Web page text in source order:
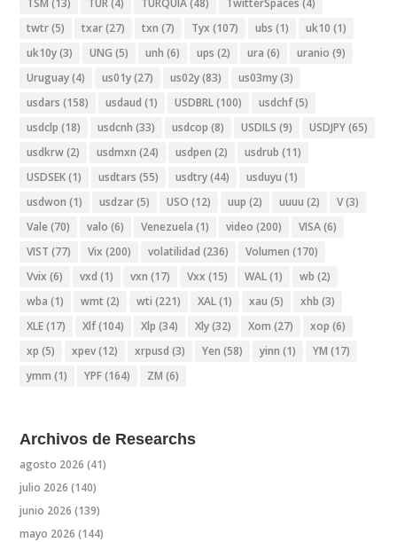
TSM (13) TUR(4) TURQUIA(48) TwitterSpaces (4)
twtr(5) txar(27) txn (7) Tyx (107) ubs (1) uk10 (1)
uk10y(3) UNG (5) unh (6) ups (2) ura (6) uranio (9)
Uruguay(4) us01y(27) us02y(83) us03my(3)
usdars (158) usdaud (1) USDBRL(100) usdchf(5)
usdclp (18) usdcnh (33) usdcop (8) USDILS (9) USDJPY(65)
usdkrw(2) usdmxn (24) usdpen (2) usdrub (11)
USDSEK(1) usdtars (55) usdtry(44) usduyu (1)
usdwon (1) usdzar(5) USO (12) uup (2) uuuu (2) V(3)
Vale (70) valo (6) Venezuela (1) video (200) VISA(6)
VIST (77) Vix (200) volatilidad (236) Volumen (170)
Vvix (6) vxd (1) vxn (17) Vxx (15) WAL(1) wb (2)
wba (1) wmt (2) wti (221) XAL(1) xau (5) xhb (3)
XLE(17) Xlf(104) Xlp (34) Xly(32) Xom (27) xop (6)
xp (5) xpev(12) xrpusd (3) Yen (58) yinn (1) YM (17)
ymm (1) YPF(164) ZM (6)
Archivos de Researchs
agosto 2026 (41)
julio 2026 (140)
junio 2026 (139)
mayo 2026 (144)